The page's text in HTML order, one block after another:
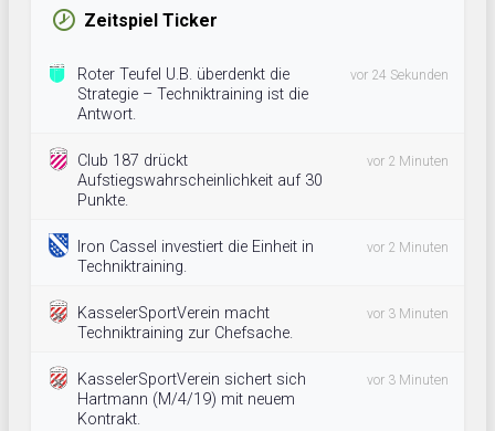
Zeitspiel Ticker
Roter Teufel U.B. überdenkt die
Strategie – Techniktraining ist die
Antwort.
vor 24 Sekunden
Club 187 drückt
Aufstiegswahrscheinlichkeit auf 30
Punkte.
vor 2 Minuten
Iron Cassel investiert die Einheit in
Techniktraining.
vor 2 Minuten
KasselerSportVerein macht
Techniktraining zur Chefsache.
vor 3 Minuten
KasselerSportVerein sichert sich
Hartmann (M/4/19) mit neuem
Kontrakt.
vor 3 Minuten